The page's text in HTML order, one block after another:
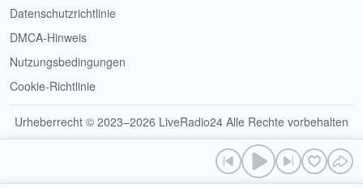
Datenschutzrichtlinie
DMCA-Hinweis
Nutzungsbedingungen
Cookie-Richtlinie
Urheberrecht © 2023–2026 LiveRadio24 Alle Rechte vorbehalten